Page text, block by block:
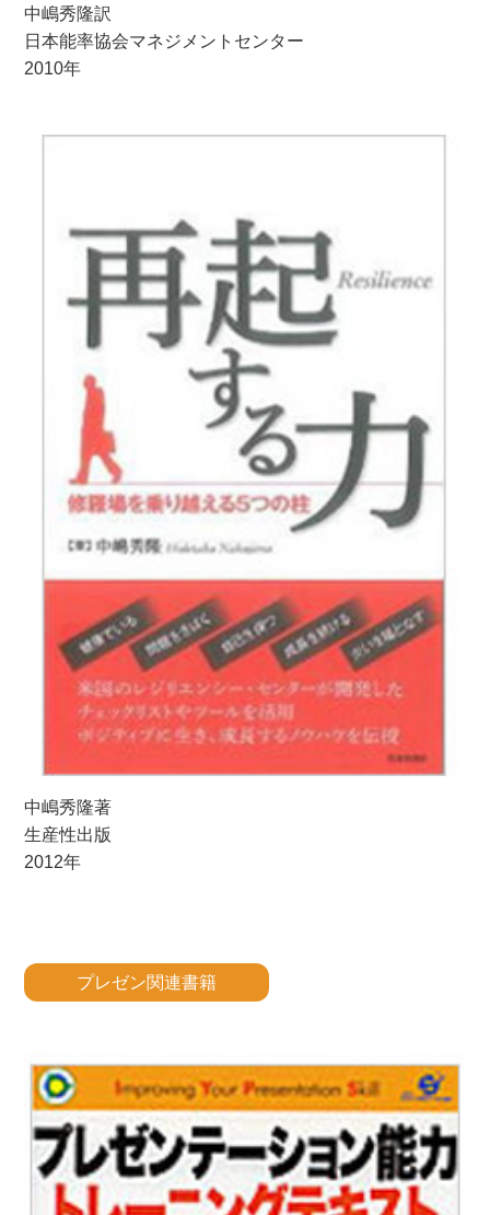
中嶋秀隆訳
日本能率協会マネジメントセンター
2010年
中嶋秀隆著
生産性出版
2012年
プレゼン関連書籍